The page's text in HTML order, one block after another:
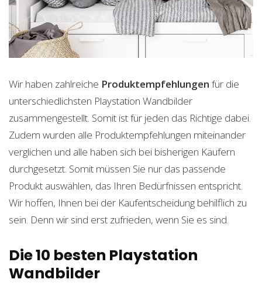
Wir haben zahlreiche Produktempfehlungen für die
unterschiedlichsten Playstation Wandbilder
zusammengestellt. Somit ist für jeden das Richtige dabei.
Zudem wurden alle Produktempfehlungen miteinander
verglichen und alle haben sich bei bisherigen Käufern
durchgesetzt. Somit müssen Sie nur das passende
Produkt auswählen, das Ihren Bedürfnissen entspricht.
Wir hoffen, Ihnen bei der Kaufentscheidung behilflich zu
sein. Denn wir sind erst zufrieden, wenn Sie es sind.
Die 10 besten Playstation
Wandbilder